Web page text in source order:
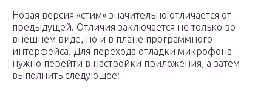
Новая версия «стим» значительно отличается от
предыдущей. Отличия заключается не только во
внешнем виде, но и в плане программного
интерфейса. Для перехода отладки микрофона
нужно перейти в настройки приложения, а затем
выполнить следующее: